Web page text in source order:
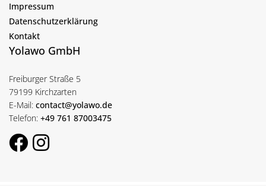
Impressum
Datenschutzerklärung
Kontakt
Yolawo GmbH
Freiburger Straße 5
79199 Kirchzarten
E-Mail: contact@yolawo.de
Telefon: +49 761 87003475